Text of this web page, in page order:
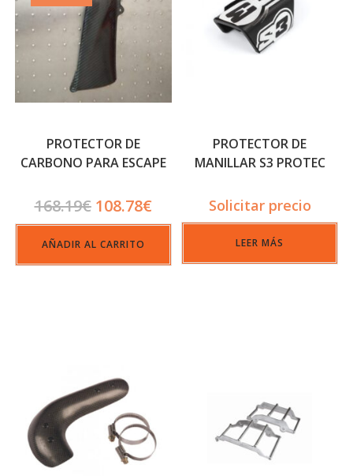
PROTECTOR DE
CARBONO PARA ESCAPE
168.19€ 108.78€
AÑADIR AL CARRITO
PROTECTOR DE
MANILLAR S3 PROTEC
Solicitar precio
LEER MÁS